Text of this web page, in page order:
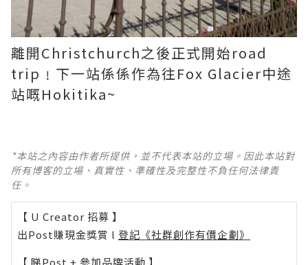
離開Christchurch之後正式開始road
trip﹗下一站係係作為往Fox Glacier中途
站嘅Hokitika~
*本站之內容由作者所提供，並不代表本站的立場。因此本站對
所有博客的立場、真實性、準確性及完整性不負任何法律責
任。
【 U Creator 招募 】
出Post賺現金獎賞 l 登記《社群創作有價企劃》
【 睇Post + 參加品牌活動 】